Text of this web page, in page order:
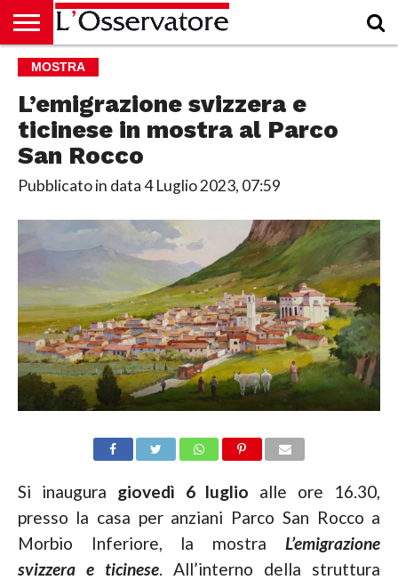
HOME
CULTURA
ECONOMIA
RUBRICHE
ARCHIVIO
PODCAST
ABBONAMENTO
CHI
ACCEDI
MOSTRA
L’emigrazione svizzera e
ticinese in mostra al Parco
San Rocco
Pubblicato in data4 Luglio 2023, 07:59
Si inaugura giovedì 6 luglio alle ore 16.30,
presso la casa per anziani Parco San Rocco a
Morbio Inferiore, la mostra L’emigrazione
svizzera e ticinese. All’interno della struttura